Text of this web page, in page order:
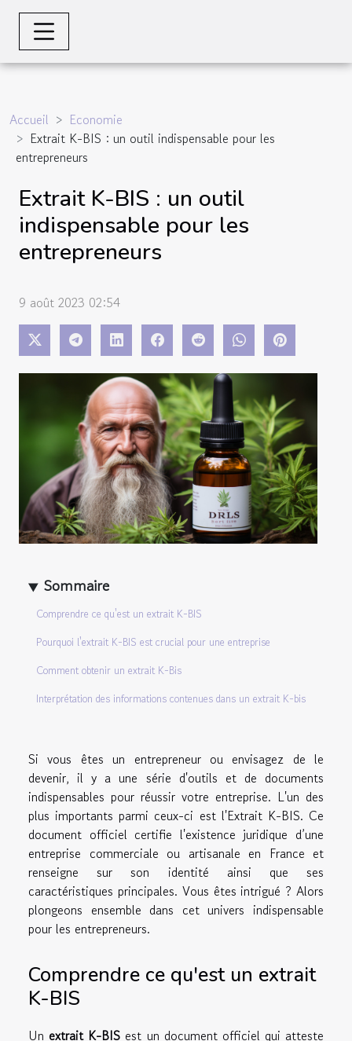
Accueil
Economie
Extrait K-BIS : un outil indispensable pour les
entrepreneurs
Extrait K-BIS : un outil
indispensable pour les
entrepreneurs
9 août 2023 02:54
Sommaire
Comprendre ce qu'est un extrait K-BIS
Pourquoi l'extrait K-BIS est crucial pour une entreprise
Comment obtenir un extrait K-Bis
Interprétation des informations contenues dans un extrait K-bis
Si vous êtes un entrepreneur ou envisagez de le
devenir, il y a une série d'outils et de documents
indispensables pour réussir votre entreprise. L'un des
plus importants parmi ceux-ci est l'Extrait K-BIS. Ce
document officiel certifie l'existence juridique d’une
entreprise commerciale ou artisanale en France et
renseigne sur son identité ainsi que ses
caractéristiques principales. Vous êtes intrigué ? Alors
plongeons ensemble dans cet univers indispensable
pour les entrepreneurs.
Comprendre ce qu'est un extrait
K-BIS
Un extrait K-BIS est un document officiel qui atteste